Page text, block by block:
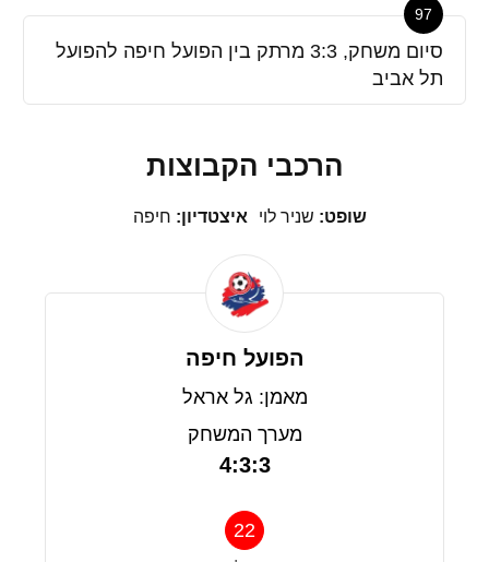
97
סיום משחק, 3:3 מרתק בין הפועל חיפה להפועל
תל אביב
הרכבי הקבוצות
שופט: שניר לוי איצטדיון: חיפה
הפועל חיפה
מאמן: גל אראל
מערך המשחק
4:3:3
22